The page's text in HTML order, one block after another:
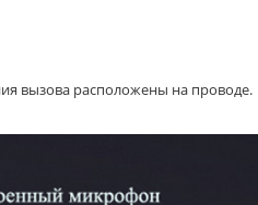
вызова расположены на проводе.